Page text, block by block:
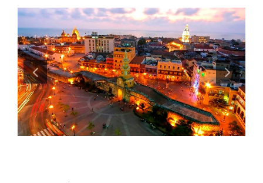
SISTEMA DE FINANCIAMIENTO BOLSA DE EMPLEO